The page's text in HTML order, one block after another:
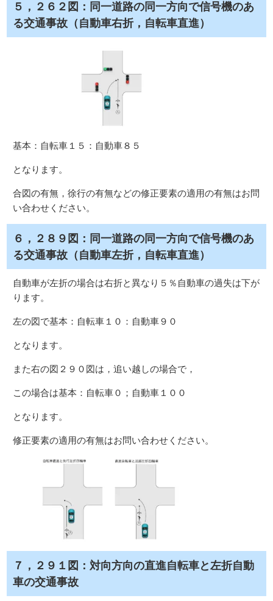
５，２６２図：同一道路の同一方向で信号機のあ
る交通事故（自動車右折，自転車直進）
基本：自転車１５：自動車８５
となります。
合図の有無，徐行の有無などの修正要素の適用の有無はお問
い合わせください。
６，２８９図：同一道路の同一方向で信号機のあ
る交通事故（自動車左折，自転車直進）
自動車が左折の場合は右折と異なり５％自動車の過失は下が
ります。
左の図で基本：自転車１０：自動車９０
となります。
また右の図２９０図は，追い越しの場合で，
この場合は基本：自転車０；自動車１００
となります。
修正要素の適用の有無はお問い合わせください。
７，２９１図：対向方向の直進自転車と左折自動
車の交通事故